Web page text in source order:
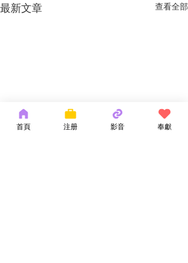
最新文章 查看全部
首頁 注册 影音 奉獻